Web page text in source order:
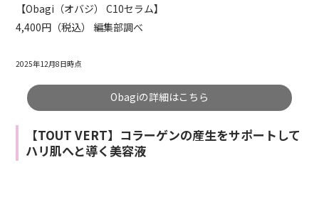
【Obagi（オバジ） C10セラム】
4,400円（税込） 編集部調べ
2025年12月8日時点
Obagiの詳細はこちら
【TOUT VERT】コラーゲンの産生をサポートして
ハリ肌へと導く美容液